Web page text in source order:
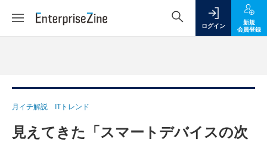
ログイン
新規
会員登録
月イチ解説 ITトレンド
見えてきた「スマートデバイスの次